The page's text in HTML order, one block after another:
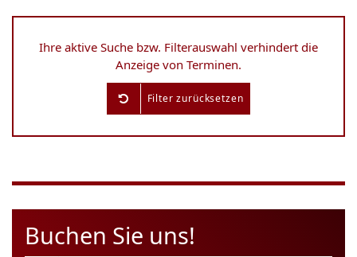
Ihre aktive Suche bzw. Filterauswahl verhindert die
Anzeige von Terminen.
Filter zurücksetzen
Buchen Sie uns!